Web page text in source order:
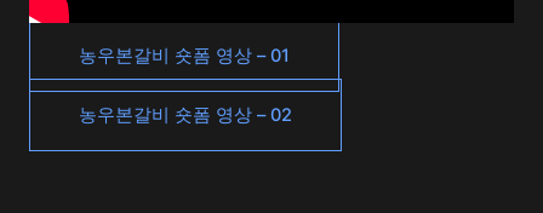
농우본갈비 숏폼 영상 – 01
농우본갈비 숏폼 영상 – 02